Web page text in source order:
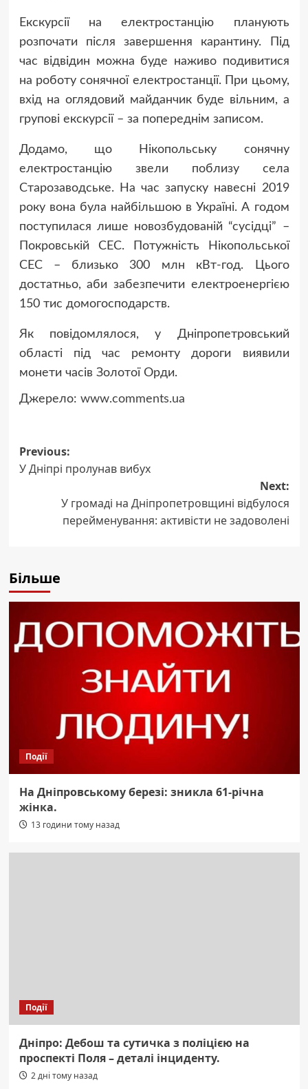
Екскурсії на електростанцію планують
розпочати після завершення карантину. Під
час відвідин можна буде наживо подивитися
на роботу сонячної електростанції. При цьому,
вхід на оглядовий майданчик буде вільним, а
групові екскурсії – за попереднім записом.
Додамо, що Нікопольську сонячну
електростанцію звели поблизу села
Старозаводське. На час запуску навесні 2019
року вона була найбільшою в Україні. А годом
поступилася лише новозбудованій “сусідці” –
Покровській СЕС. Потужність Нікопольської
СЕС – близько 300 млн кВт-год. Цього
достатньо, аби забезпечити електроенергією
150 тис домогосподарств.
Як повідомлялося, у Дніпропетровський
області під час ремонту дороги виявили
монети часів Золотої Орди.
Джерело: www.comments.ua
Post
navigation
Previous:
У Дніпрі пролунав вибух
Next:
У громаді на Дніпропетровщині відбулося
перейменування: активісти не задоволені
Більше
Події
На Дніпровському березі: зникла 61-річна
жінка.
13 години тому назад
Події
Дніпро: Дебош та сутичка з поліцією на
проспекті Поля – деталі інциденту.
2 дні тому назад